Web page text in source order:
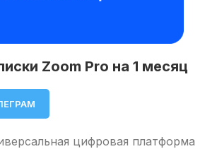
Zoom Pro на 1 месяц
цифровая платформа